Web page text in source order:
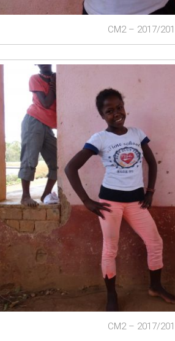
CM2 – 2017/
CM2 – 2017/